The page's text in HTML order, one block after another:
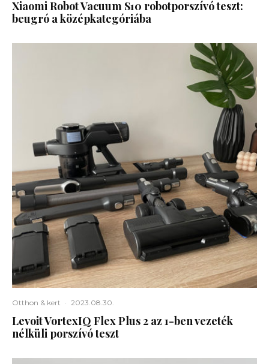
Xiaomi Robot Vacuum S10 robotporszívó teszt:
beugró a középkategóriába
Otthon & kert · 2023.08.30.
Levoit VortexIQ Flex Plus 2 az 1-ben vezeték
nélküli porszívó teszt